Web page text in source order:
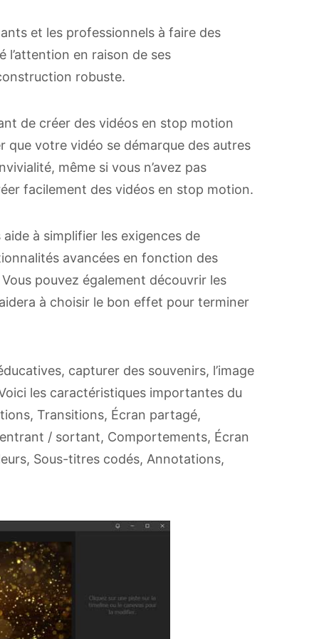
et les professionnels à faire des
en raison de ses
robuste.
de créer des vidéos en stop motion
que votre vidéo se démarque des autres
même si vous n’avez pas
facilement des vidéos en stop motion.
à simplifier les exigences de
avancées en fonction des
pouvez également découvrir les
à choisir le bon effet pour terminer
capturer des souvenirs, l’image
les caractéristiques importantes du
Transitions, Écran partagé,
/ sortant, Comportements, Écran
Sous-titres codés, Annotations,